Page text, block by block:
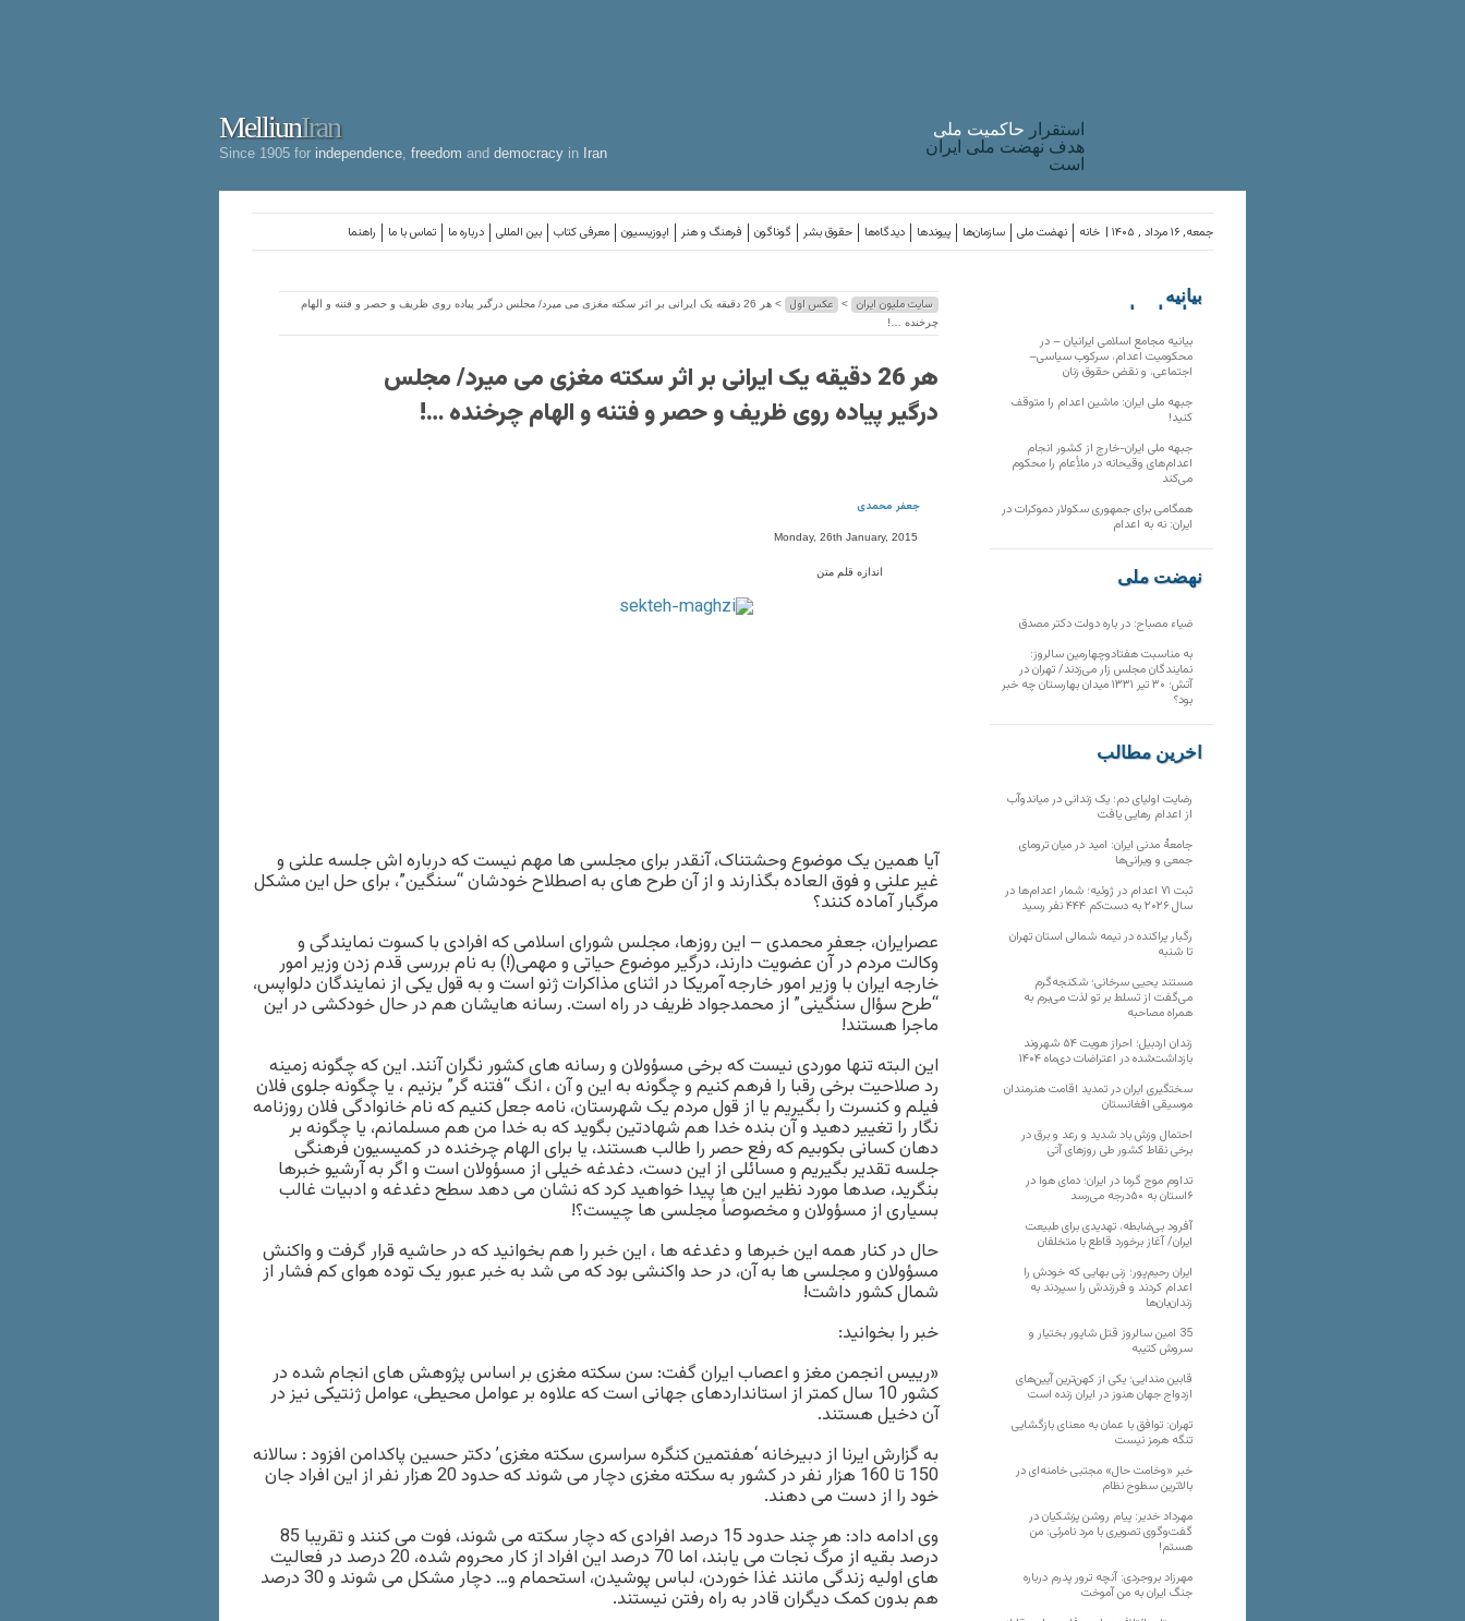
MelliunIran
Since 1905 for independence freedom and democracy in Iran
استقرار حاکميت ملی
هدف نهضت ملی ایران
است
راهنما تماس با ما درباره ما بین المللی معرفی کتاب اپوزیسیون فرهنگ و هنر گوناگون حقوق بشر دیدگاه‌ها پیوندها سازمان‌ها نهضت ملی خانه جمعه, ۱۶ مرداد , ۱۴۰۵ |
سایت ملیون ایران > عکس اول
> هر 26 دقیقه یک ایرانی بر اثر سکته مغزی می میرد/ مجلس درگیر پیاده روی ظریف و حصر و فتنه و الهام
چرخنده …!
هر 26 دقیقه یک ایرانی بر اثر سکته مغزی می میرد/ مجلس
درگیر پیاده روی ظریف و حصر و فتنه و الهام چرخنده …!
جعفر محمدی
Monday, 26th January, 2015
اندازه قلم متن
آیا همین یک موضوع وحشتناک، آنقدر برای مجلسی ها مهم نیست که درباره اش جلسه علنی و
غیر علنی و فوق العاده بگذارند و از آن طرح های به اصطلاح خودشان “سنگین”، برای حل این مشکل
مرگبار آماده کنند؟
عصرایران، جعفر محمدی – این روزها، مجلس شورای اسلامی که افرادی با کسوت نمایندگی و
وکالت مردم در آن عضویت دارند، درگیر موضوع حیاتی و مهمی(!) به نام بررسی قدم زدن وزیر امور
خارجه ایران با وزیر امور خارجه آمریکا در اثنای مذاکرات ژنو است و به قول یکی از نمایندگان دلواپس،
“طرح سؤال سنگینی” از محمدجواد ظریف در راه است. رسانه هایشان هم در حال خودکشی در این
ماجرا هستند!
این البته تنها موردی نیست که برخی مسؤولان و رسانه های کشور نگران آنند. این که چگونه زمینه
رد صلاحیت برخی رقبا را فرهم کنیم و چگونه به این و آن ، انگ “فتنه گر” بزنیم ، یا چگونه جلوی فلان
فیلم و کنسرت را بگیریم یا از قول مردم یک شهرستان، نامه جعل کنیم که نام خانوادگی فلان روزنامه
نگار را تغییر دهید و آن بنده خدا هم شهادتین بگوید که به خدا من هم مسلمانم، یا چگونه بر
دهان کسانی بکوبیم که رفع حصر را طالب هستند، یا برای الهام چرخنده در کمیسیون فرهنگی
جلسه تقدیر بگیریم و مسائلی از این دست، دغدغه خیلی از مسؤولان است و اگر به آرشیو خبرها
بنگرید، صدها مورد نظیر این ها پیدا خواهید کرد که نشان می دهد سطح دغدغه و ادبیات غالب
بسیاری از مسؤولان و مخصوصاً مجلسی ها چیست؟!
حال در کنار همه این خبرها و دغدغه ها ، این خبر را هم بخوانید که در حاشیه قرار گرفت و واکنش
مسؤولان و مجلسی ها به آن، در حد واکنشی بود که می شد به خبر عبور یک توده هوای کم فشار از
شمال کشور داشت!
خبر را بخوانید:
«رییس انجمن مغز و اعصاب ایران گفت: سن سکته مغزی بر اساس پژوهش های انجام شده در
کشور 10 سال کمتر از استانداردهای جهانی است که علاوه بر عوامل محیطی، عوامل ژنتیکی نیز در
آن دخیل هستند.
به گزارش ایرنا از دبیرخانه ‘هفتمین کنگره سراسری سکته مغزی’ دکتر حسین پاکدامن افزود : سالانه
150 تا 160 هزار نفر در کشور به سکته مغزی دچار می شوند که حدود 20 هزار نفر از این افراد جان
خود را از دست می دهند.
وی ادامه داد: هر چند حدود 15 درصد افرادی که دچار سکته می شوند، فوت می کنند و تقریبا 85
درصد بقیه از مرگ نجات می یابند، اما 70 درصد این افراد از کار محروم شده، 20 درصد در فعالیت
های اولیه زندگی مانند غذا خوردن، لباس پوشیدن، استحمام و… دچار مشکل می شوند و 30 درصد
هم بدون کمک دیگران قادر به راه رفتن نیستند.
بیانیه
سازمان‌های
بیانیه مجامع اسلامی ایرانیان – در
محکومیت اعدام، سرکوب سیاسی–
اجتماعی، و نقض حقوق زنان
جبهه ملی ایران: ماشین اعدام را متوقف
کنید!
جبهه ملی ایران-خارج از کشور انجام
اعدام‌های وقیحانه در ملأِعام را محکوم
می‌کند
همگامی برای جمهوری سکولار دموکرات در
ایران: نه به اعدام
نهضت ملی
ضیاء مصباح: در باره دولت دکتر مصدق
به مناسبت هفتادوچهارمین سالروز:
نمایندگان مجلس زار می‌زدند/ تهران در
آتش؛ ۳۰ تیر ۱۳۳۱ میدان بهارستان چه خبر
بود؟
آخرین مطالب
رضایت اولیای دم؛ یک زندانی در میاندوآب
از اعدام رهایی یافت
جامعهٔ مدنی ایران: امید در میان ترومای
جمعی و ویرانی‌ها
ثبت ۷۱ اعدام در ژوئیه؛ شمار اعدام‌ها در
سال ۲۰۲۶ به دست‌کم ۴۴۴ نفر رسید
رگبار پراکنده در نیمه شمالی استان تهران
تا شنبه
مستند یحیی سرخانی؛ شکنجه‌گرم
می‌گفت از تسلط بر تو لذت می‌برم به
همراه مصاحبه
زندان اردبیل؛ احراز هویت ۵۴ شهروند
بازداشت‌شده در اعتراضات دی‌ماه ۱۴۰۴
سختگیری ایران در تمدید اقامت هنرمندان
موسیقی افغانستان
احتمال وزش باد شدید و رعد و برق در
برخی نقاط کشور طی روزهای آتی
تداوم موج گرما در ایران؛ دمای هوا در
۶استان به ۵۰درجه می‌رسد
آفرود بی‌ضابطه، تهدیدی برای طبیعت
ایران/ آغاز برخورد قاطع با متخلفان
ایران رحیم‌پور؛ زنی بهایی که خودش را
اعدام کردند و فرزندش را سپردند به
زندان‌بان‌ها
35 امین سالروز قتل شاپور بختیار و
سروش کتیبه
قابین مندایی؛ یکی از کهن‌ترین آیین‌های
ازدواج جهان هنوز در ایران زنده است
تهران: توافق با عمان به معنای بازگشایی
تنگه هرمز نیست
خبر «وخامت حال» مجتبی خامنه‌ای در
بالاترین سطوح نظام
مهرداد خدیر: پیام روشن پزشکیان در
گفت‌و‌گوی تصویری با مرد نامرئی: من
هستم!
مهرزاد بروجردی: آنچه ترور پدرم درباره
جنگ ایران به من آموخت